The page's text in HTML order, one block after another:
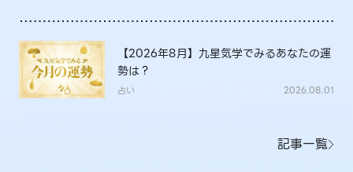
【2026年8月】九星気学でみるあなたの運
勢は？
占い 2026.08.01
記事一覧